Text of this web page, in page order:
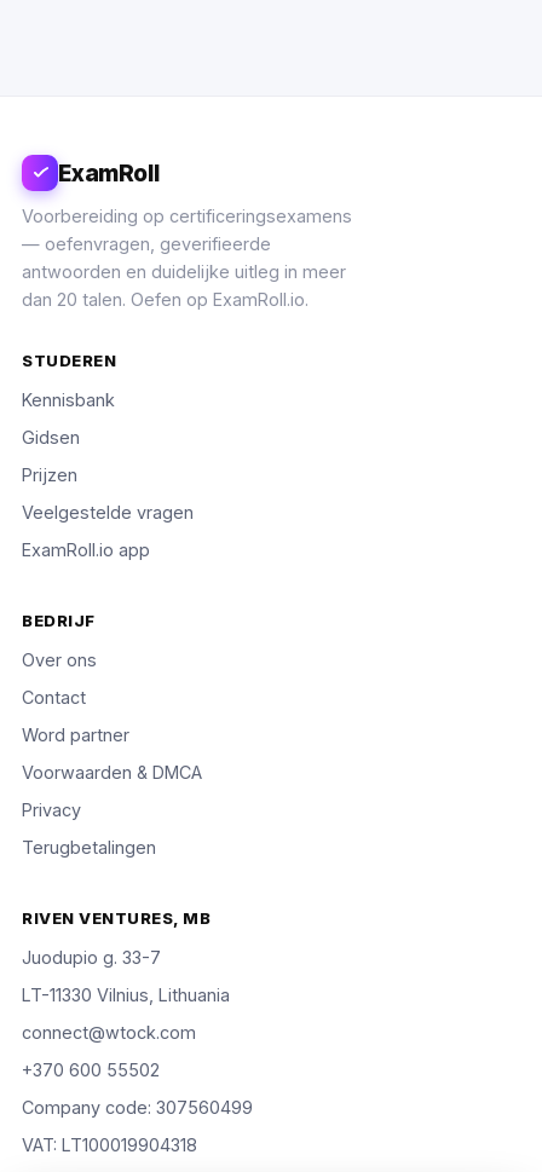
ExamRoll
Voorbereiding op certificeringsexamens
— oefenvragen, geverifieerde
antwoorden en duidelijke uitleg in meer
dan 20 talen. Oefen op ExamRoll.io.
STUDEREN
Kennisbank
Gidsen
Prijzen
Veelgestelde vragen
ExamRoll.io app
BEDRIJF
Over ons
Contact
Word partner
Voorwaarden & DMCA
Privacy
Terugbetalingen
RIVEN VENTURES, MB
Juodupio g. 33-7
LT-11330 Vilnius, Lithuania
connect@wtock.com
+370 600 55502
Company code: 307560499
VAT: LT100019904318